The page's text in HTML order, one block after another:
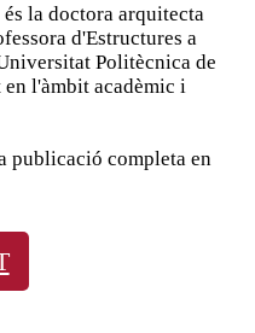
la doctora arquitecta
d'Estructures a
Politècnica de
l'àmbit acadèmic i
publicació completa en